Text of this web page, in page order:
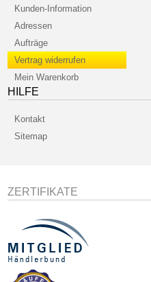
Kunden-Information
Adressen
Aufträge
Vertrag widerrufen
Mein Warenkorb
HILFE
Kontakt
Sitemap
ZERTIFIKATE